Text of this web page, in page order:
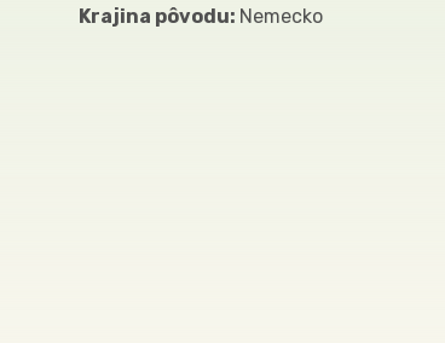
Krajina pôvodu: Nemecko